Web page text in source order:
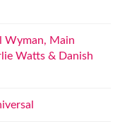
Wyman, Main
Watts & Danish